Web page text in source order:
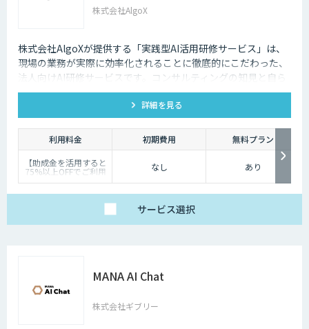
株式会社AlgoX
株式会社AlgoXが提供する「実践型AI活用研修サービス」は、
現場の業務が実際に効率化されることに徹底的にこだわった、
法人向けAI研修サービスです。コンサルティングの知見と自ら
考え・実践する研修設計により、今日から実務で使えるスキ
ル・考え方を体得頂けます。詳細を見る
利用料金 初期費用
無料プラン
【助成金を活用すると
75%以上OFFでご利用
可能です】
まずはお気軽にお問い
なし あり
サービス選択
MANA AI Chat
株式会社ギブリー